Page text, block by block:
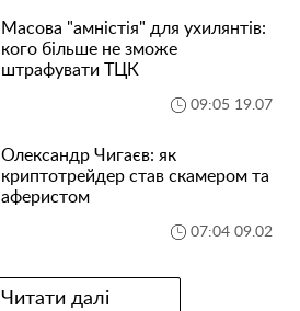
Масова "амністія" для ухилянтів:
кого більше не зможе
штрафувати ТЦК
09:05 19.07
Олександр Чигаєв: як
криптотрейдер став скамером та
аферистом
07:04 09.02
Читати далі